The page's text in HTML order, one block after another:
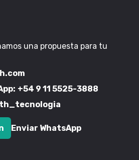
una propuesta para tu
+54 9 11 5525-3888
Enviar WhatsApp